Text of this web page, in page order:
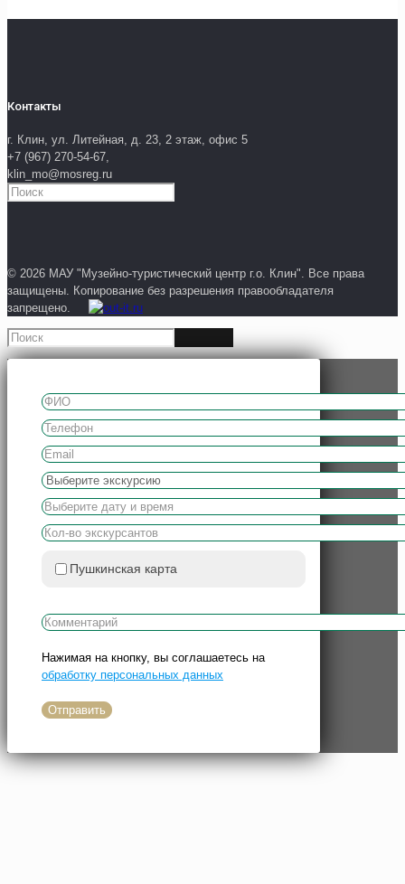
Контакты
г. Клин, ул. Литейная, д. 23, 2 этаж, офис 5
+7 (967) 270-54-67,
klin_mo@mosreg.ru
© 2026 МАУ "Музейно-туристический центр г.о. Клин". Все права
защищены. Копирование без разрешения правообладателя
запрещено.
Пушкинская карта
Нажимая на кнопку, вы соглашаетесь на
обработку персональных данных